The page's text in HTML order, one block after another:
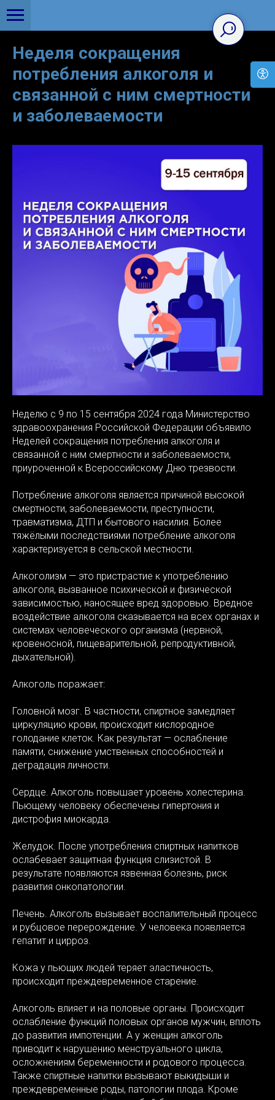
Неделя сокращения
потребления алкоголя и
связанной с ним смертности
и заболеваемости
Неделю с 9 по 15 сентября 2024 года Министерство
здравоохранения Российской Федерации объявило
Неделей сокращения потребления алкоголя и
связанной с ним смертности и заболеваемости,
приуроченной к Всероссийскому Дню трезвости.
Потребление алкоголя является причиной высокой
смертности, заболеваемости, преступности,
травматизма, ДТП и бытового насилия. Более
тяжёлыми последствиями потребление алкоголя
характеризуется в сельской местности.
Алкоголизм — это пристрастие к употреблению
алкоголя, вызванное психической и физической
зависимостью, наносящее вред здоровью. Вредное
воздействие алкоголя сказывается на всех органах и
системах человеческого организма (нервной,
кровеносной, пищеварительной, репродуктивной,
дыхательной).
Алкоголь поражает:
Головной мозг. В частности, спиртное замедляет
циркуляцию крови, происходит кислородное
голодание клеток. Как результат — ослабление
памяти, снижение умственных способностей и
деградация личности.
Сердце. Алкоголь повышает уровень холестерина.
Пьющему человеку обеспечены гипертония и
дистрофия миокарда.
Желудок. После употребления спиртных напитков
ослабевает защитная функция слизистой. В
результате появляются язвенная болезнь, риск
развития онкопатологии.
Печень. Алкоголь вызывает воспалительный процесс
и рубцовое перерождение. У человека появляется
гепатит и цирроз.
Кожа у пьющих людей теряет эластичность,
происходит преждевременное старение.
Алкоголь влияет и на половые органы. Происходит
ослабление функций половых органов мужчин, вплоть
до развития импотенции. А у женщин алкоголь
приводит к нарушению менструального цикла,
осложнениям беременности и родового процесса.
Также спиртные напитки вызывают выкидыши и
преждевременные роды, патологии плода. Кроме